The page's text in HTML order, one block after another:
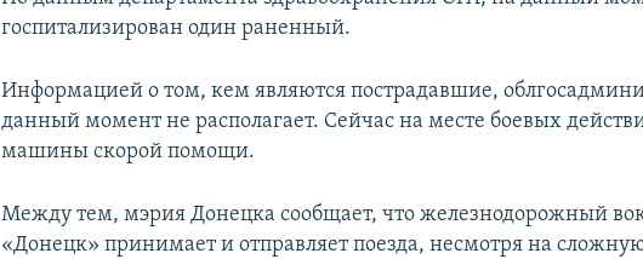
госпитализирован один раненный.
Информацией о том, кем являются пострадавшие,
данный момент не располагает. Сейчас на месте боевых
машины скорой помощи.
Между тем, мэрия Донецка сообщает, что железнодорожный
«Донецк» принимает и отправляет поезда, несмотря на